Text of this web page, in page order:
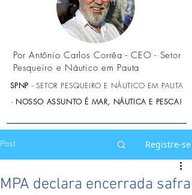
Por Antônio Carlos Corrêa - CEO - Setor
Pesqueiro e Náutico em Pauta
SPNP - SETOR PESQUEIRO E NÁUTICO EM PAUTA
- NOSSO ASSUNTO É MAR, NÁUTICA E PESCA!
Post Registre-se
MPA declara encerrada safra